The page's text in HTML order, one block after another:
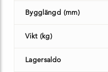
Bygglängd (mm)
Vikt (kg)
Lagersaldo